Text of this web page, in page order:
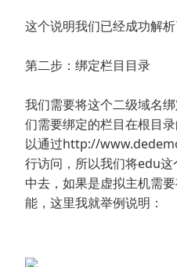
这个说明我们已经成功解析
第二步：绑定栏目目录
我们需要将这个二级域名
们需要绑定的栏目在根目
以通过http://
行访问，所以我们将edu
中去，如果是虚拟主机需
能，这里我就举例说明：